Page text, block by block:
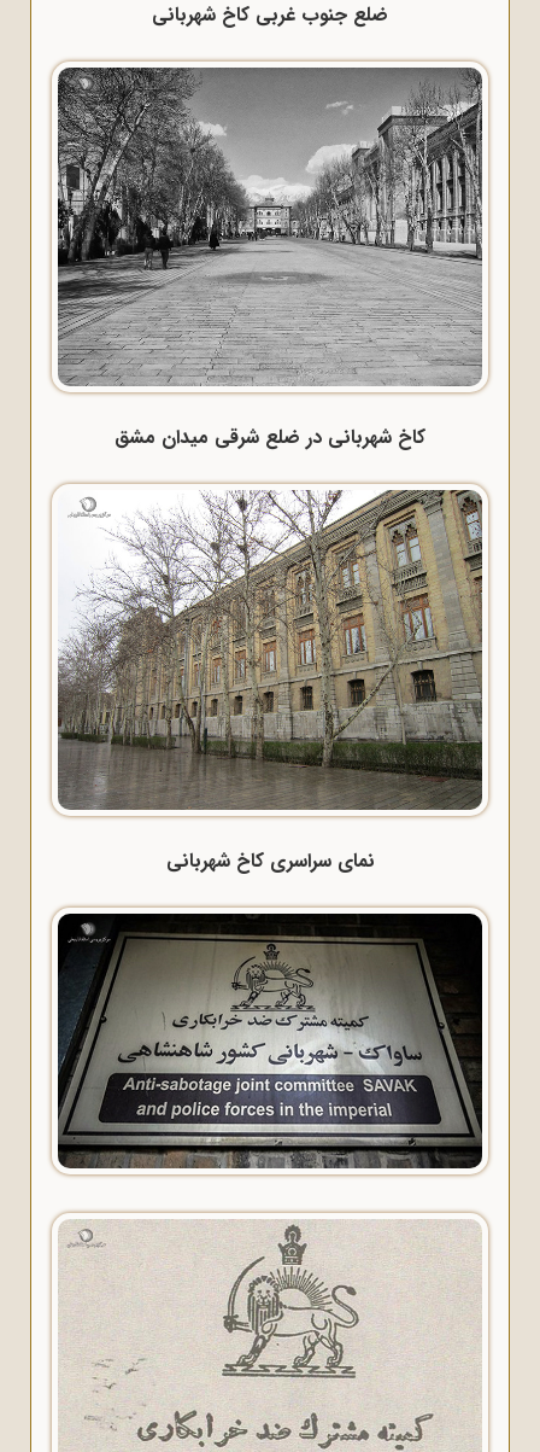
ضلع جنوب غربی کاخ شهربانی
کاخ شهربانی در ضلع شرقی میدان مشق
نمای سراسری کاخ شهربانی